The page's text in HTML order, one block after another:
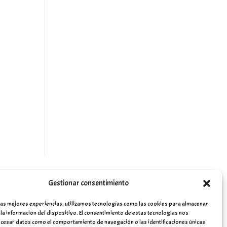
Gestionar consentimiento
mejores experiencias, utilizamos tecnologías como las cookies para almacenar
información del dispositivo. El consentimiento de estas tecnologías nos
datos como el comportamiento de navegación o las identificaciones únicas